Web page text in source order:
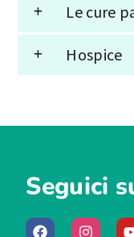
Le cure
Hospice
Seguici